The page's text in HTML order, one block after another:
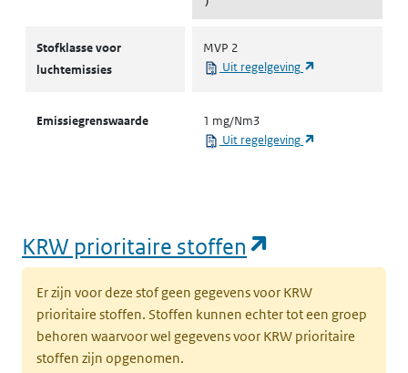
Stofklasse voor
luchtemissies
MVP 2
Uit regelgeving
Emissiegrenswaarde
1 mg/Nm3
Uit regelgeving
KRW prioritaire stoffen
Er zijn voor deze stof geen gegevens voor KRW
prioritaire stoffen. Stoffen kunnen echter tot een groep
behoren waarvoor wel gegevens voor KRW prioritaire
stoffen zijn opgenomen.